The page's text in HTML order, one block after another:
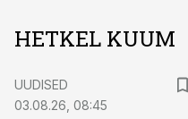
HETKEL KUUM
UUDISED
03.08.26, 08:45